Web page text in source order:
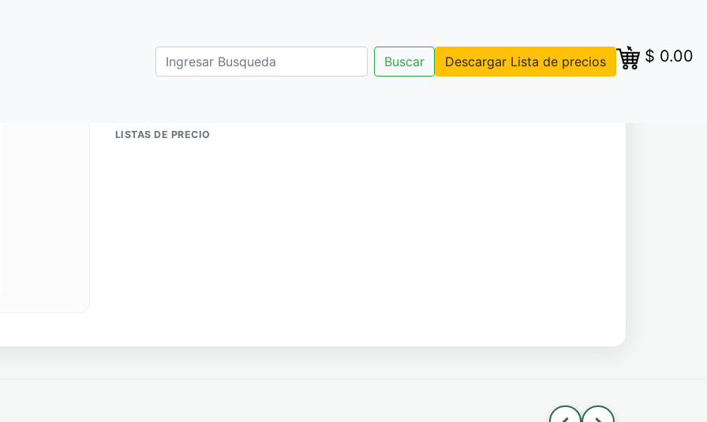
Buscar Descargar Lista de precios $ 0.00
LISTAS DE PRECIO